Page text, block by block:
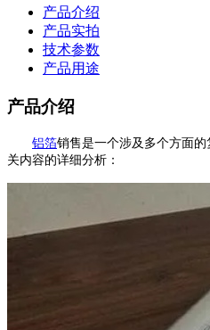
产品介绍
产品实拍
技术参数
产品用途
产品介绍
铝箔销售是一个涉及多个方面
关内容的详细分析：